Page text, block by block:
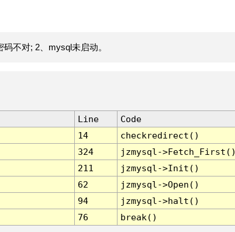
不对; 2、mysql未启动。
Line
Code
14
checkredirect()
324
jzmysql-
211
jzmysql->Init()
62
jzmysql->Open()
94
jzmysql->halt()
76 break()